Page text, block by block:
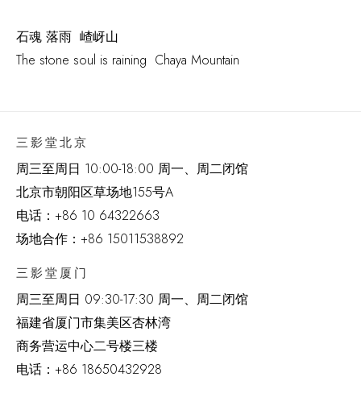
石魂 落雨 嵖岈山
The stone soul is raining Chaya Mountain
三影堂北京
周三至周日 10:00-18:00 周一、周二闭馆
北京市朝阳区草场地155号A
电话： +86 10 64322663
场地合作：+86 15011538892
三影堂厦门
周三至周日 09:30-17:30 周一、周二闭馆
福建省厦门市集美区杏林湾
商务营运中心二号楼三楼
电话： +86 18650432928